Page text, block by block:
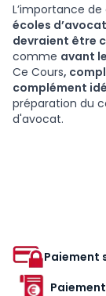
L’importance
écoles d’avocat
devraient être
comme avant
Ce Cours,
complément
préparation du
d'avocat.
Paiement